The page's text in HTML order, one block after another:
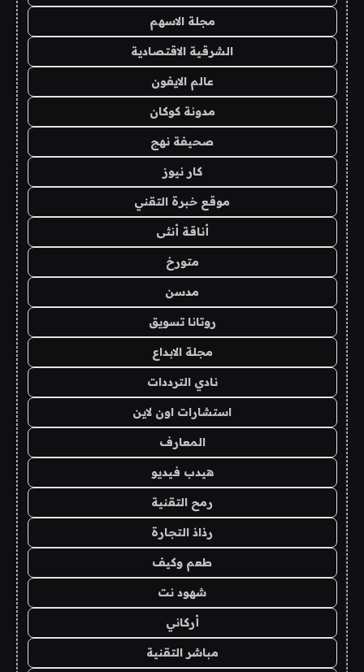
مجلة الاسهم
الشرقية الاقتصادية
عالم الايفون
مدونة كوكان
صحيفة نهج
كار نيوز
موقع خبرة التقني
أناقة أنثى
متورخ
مدسن
روتانا تسويق
مجلة الابداع
نادي الترددات
استشارات اون لاين
المعارف
هيدب فيديو
رمح التقنية
رذاذ التجارة
طعم وكيف
شهود نت
أركاني
مباشر التقنية